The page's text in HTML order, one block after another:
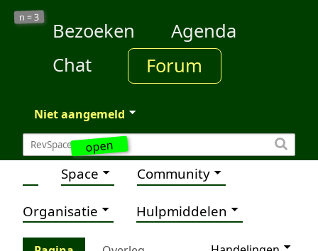
open
n =3
Bezoeken
Agenda
Chat
Forum
Niet aangemeld
Space Community
Organisatie Hulpmiddelen